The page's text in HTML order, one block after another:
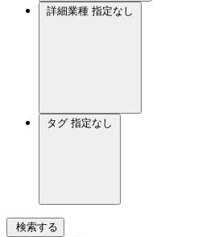
詳細業種 指定なし
タグ 指定なし
検索する